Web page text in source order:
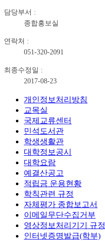
담당부서 :
종합홍보실
연락처 :
051-320-2091
최종수정일 :
2017-08-23
개인정보처리방침
교목실
국제교류센터
민석도서관
학생생활관
대학정보공시
대학요람
예결산공고
적립금 운용현황
학칙관련 규정
자체평가 종합보고서
이메일무단수집거부
영상정보처리기기 규정
인터넷증명발급(학부)